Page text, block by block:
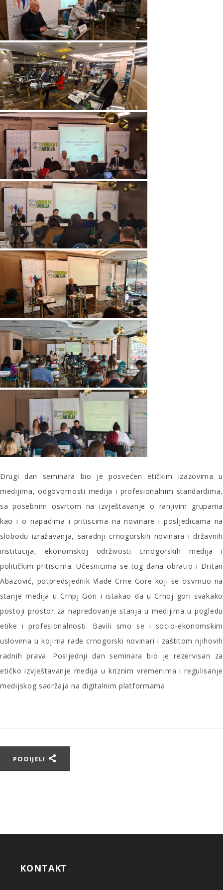
Drugi dan seminara bio je posvećen etičkim izazovima u
medijima, odgovornosti medija i profesionalnim standardima,
sa posebnim osvrtom na izvještavanje o ranjivim grupama
kao i o napadima i pritiscima na novinare i posljedicama na
slobodu izražavanja, saradnji crnogorskih novinara i državnih
institucija, ekonomskoj održivosti crnogorskih medija i
političkim pritiscima. Učesnicima se tog dana obratio i Dritan
Abazović, potpredsjednik Vlade Crne Gore koji se osvrnuo na
stanje medija u Crnpj Gori i istakao da u Crnoj gori svakako
postoji prostor za napredovanje stanja u medijima u pogledu
etike i profesionalnosti. Bavili smo se i socio-ekonomskim
uslovima u kojima rade crnogorski novinari i zaštitom njihovih
radnih prava. Posljednji dan seminara bio je rezervisan za
etičko izvještavanje medija u kriznim vremenima i regulisanje
medijskog sadržaja na digitalnim platformama.
PODIJELI
KONTAKT